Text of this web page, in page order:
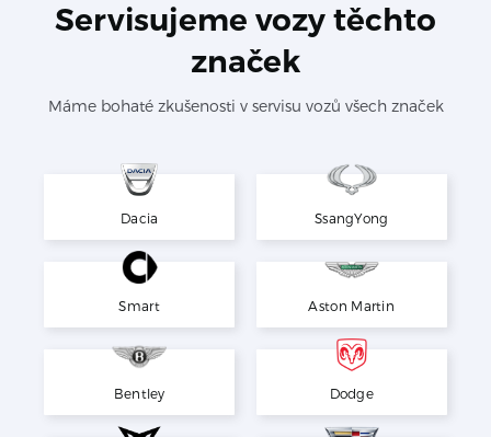
Servisujeme vozy těchto
značek
Máme bohaté zkušenosti v servisu vozů všech značek
Dacia SsangYong
Smart Aston Martin
Bentley Dodge